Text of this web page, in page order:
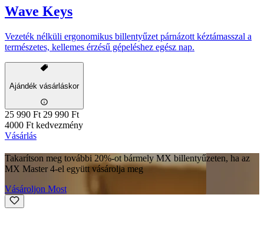
Wave Keys
Vezeték nélküli ergonomikus billentyűzet párnázott kéztámasszal a
természetes, kellemes érzésű gépeléshez egész nap.
Ajándék vásárláskor
25 990 Ft 29 990 Ft
4000 Ft kedvezmény
Vásárlás
Takarítson meg további 20%-ot bármely MX billentyűzeten, ha az
MX Master 4-el együtt vásárolja meg
Vásároljon Most